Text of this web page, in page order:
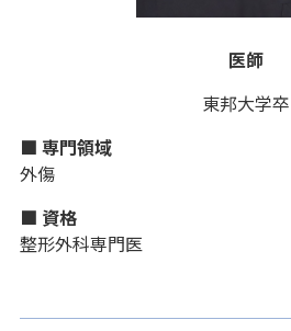
医師
東邦大学卒
■ 専門領域
外傷
■ 資格
整形外科専門医